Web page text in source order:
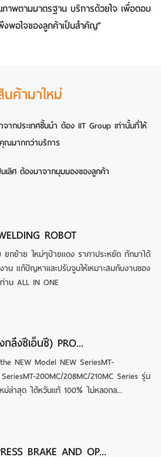
าพตามมาตรฐาน บริการด้วยใจ เพื่อตอบ
พอใจของลูกค้าเป็นสำคัญ”
นค้ามาใหม่
ากประเทศชั้นนำ ต้อง IIT Group เท่านั้นที่ให้
คุณมากกว่าบริการ
นเลิศ ต้องมาจากมุมมองของลูกค้า
ROBOT
ยกย้าย ใหม่ๆป้ายแดง ราคาประหยัด ทักมาได้
น แก้ปัญหาและปรับจูนให้เหมาะสมกับงานของ
ท่าน ALL IN ONE
กลึงซีเอ็นซี) PRO...
NEW Model NEW SeriesMT-
200MC/208MC/210MC Series รุ่น
หม่ล่าสุด ไต้หวันแท้ 100% ไม่หลอกล...
BRAKE AND OP...